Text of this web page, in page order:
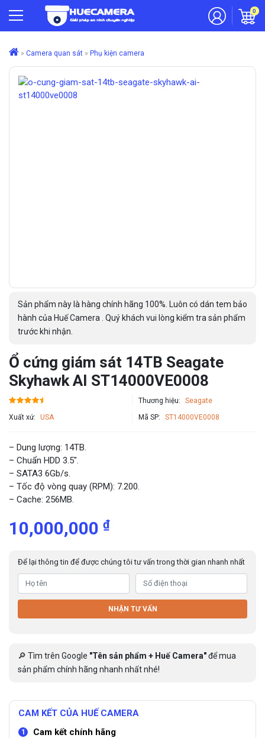
0
» Camera quan sát » Phụ kiện camera
Sản phẩm này là hàng chính hãng 100%. Luôn có dán tem bảo
hành của Huế Camera . Quý khách vui lòng kiểm tra sản phẩm
trước khi nhận.
Ổ cứng giám sát 14TB Seagate
Skyhawk AI ST14000VE0008
Thương hiệu: Seagate
Xuất xứ: USA Mã SP: ST14000VE0008
– Dung lượng: 14TB.
– Chuẩn HDD 3.5″.
– SATA3 6Gb/s.
– Tốc độ vòng quay (RPM): 7.200.
– Cache: 256MB.
10,000,000 ₫
Để lại thông tin để được chúng tôi tư vấn trong thời gian nhanh nhất
NHẬN TƯ VẤN
🔎 Tìm trên Google "Tên sản phẩm + Huế Camera"để mua
sản phẩm chính hãng nhanh nhất nhé!
CAM KẾT CỦA HUẾ CAMERA
Cam kết chính hãng